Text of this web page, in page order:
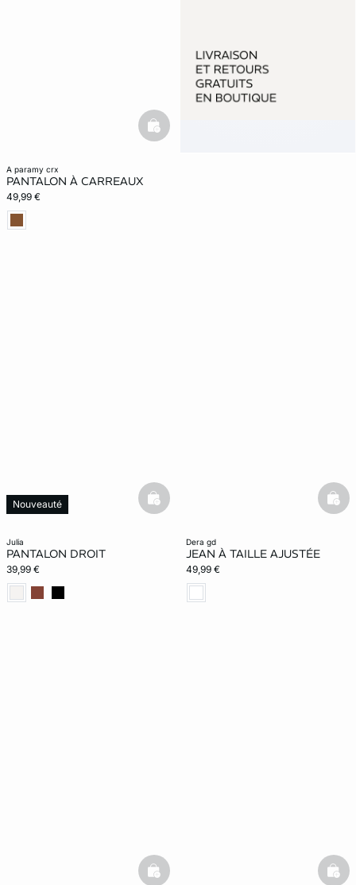
a paramy crx
PANTALON À CARREAUX
49,99 €
basketfull
julia
PANTALON DROIT
39,99 €
Nouveauté basketfull
dera gd
JEAN À TAILLE AJUSTÉE
49,99 €
basketfull